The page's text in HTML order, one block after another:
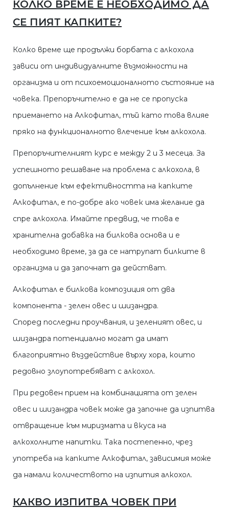
КОЛКО ВРЕМЕ Е НЕОБХОДИМО ДА
СЕ ПИЯТ КАПКИТЕ?
Колко време ще продължи борбата с алкохола
зависи от индивидуалните възможности на
организма и от психоемоционалното състояние на
човека. Препоръчително е да не се пропуска
приемането на Алкофитал, тъй като това влияе
пряко на функционалното влечение към алкохола.
Препоръчителният курс е между 2 и 3 месеца. За
успешното решаване на проблема с алкохола, в
допълнение към ефективността на капките
Алкофитал, е по-добре ако човек има желание да
спре алкохола. Имайте предвид, че това е
хранителна добавка на билкова основа и е
необходимо време, за да се натрупат билките в
организма и да започнат да действат.
Алкофитал е билкова композиция от два
компонента - зелен овес и шизандра.
Според последни проучвания, и зеленият овес, и
шизандра потенциално могат да имат
благоприятно въздействие върху хора, които
редовно злоупотребяват с алкохол.
При редовен прием на комбинацията от зелен
овес и шизандра човек може да започне да изпитва
отвращение към миризмата и вкуса на
алкохолните напитки. Така постепенно, чрез
употреба на капките Алкофитал, зависимия може
да намали количеството на изпития алкохол.
КАКВО ИЗПИТВА ЧОВЕК ПРИ